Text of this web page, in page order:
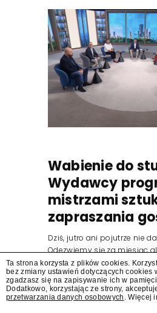
Wabienie do
Wydawcy
mistrzami
zapraszania
Dziś, jutro ani pojutrze nie
Odezwiemy się za miesiąc
Wydawcy programów są
zapraszania gości.
Ta strona korzysta z plików cookies.
bez zmiany ustawień dotyczących cookies
zgadzasz się na zapisywanie ich w
Dodatkowo, korzystając ze strony,
przetwarzania danych osobowych . Więcej